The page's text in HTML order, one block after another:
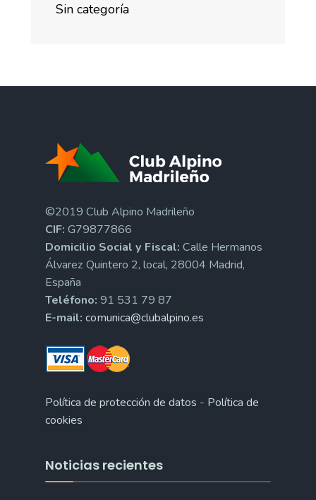
Sin categoría
©2019 Club Alpino Madrileño
CIF: G79877866
Domicilio Social y Fiscal: Calle Hermanos
Álvarez Quintero 2, local, 28004 Madrid,
España
Teléfono: 91 531 79 87
E-mail: comunica@clubalpino.es
Política de protección de datos - Política de
cookies
Noticias recientes